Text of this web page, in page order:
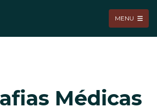
MENU
Médicas